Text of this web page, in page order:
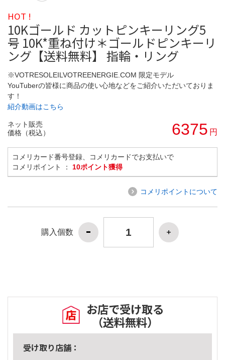
HOT !
10Kゴールド カットピンキーリング5
号 10K*重ね付け＊ゴールドピンキーリ
ング【送料無料】 指輪・リング
※VOTRESOLEILVOTREENERGIE.COM 限定モデル
YouTuberの皆様に商品の使い心地などをご紹介いただいておりま
す！
紹介動画はこちら
ネット販売
価格（税込）
6375 円
コメリカード番号登録、コメリカードでお支払いで
コメリポイント ： 10ポイント獲得
コメリポイントについて
購入個数
お店で受け取る
（送料無料）
受け取り店舗：